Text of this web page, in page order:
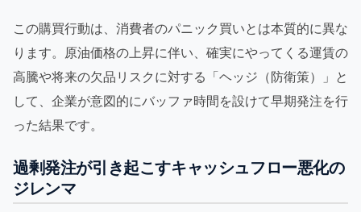
この購買行動は、消費者のパニック買いとは本質的に異な
ります。原油価格の上昇に伴い、確実にやってくる運賃の
高騰や将来の欠品リスクに対する「ヘッジ（防衛策）」と
して、企業が意図的にバッファ時間を設けて早期発注を行
った結果です。
過剰発注が引き起こすキャッシュフロー悪化の
ジレンマ